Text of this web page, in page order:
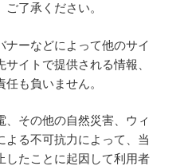
了承ください。
ナーなどによって他のサイ
イトで提供される情報、
も負いません。
、その他の自然災害、ウィ
よる不可抗力によって、当
したことに起因して利用者